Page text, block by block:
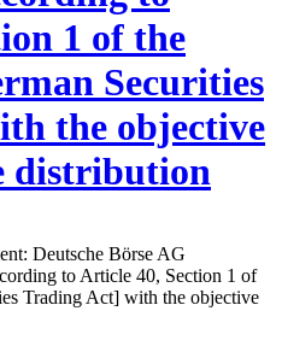
1 of the
Securities
the objective
distribution
Deutsche Börse AG
to Article 40, Section 1 of
Trading Act] with the objective